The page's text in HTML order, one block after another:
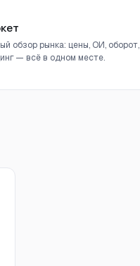
обзор рынка: цены, ОИ, оборот,
— всё в одном месте.